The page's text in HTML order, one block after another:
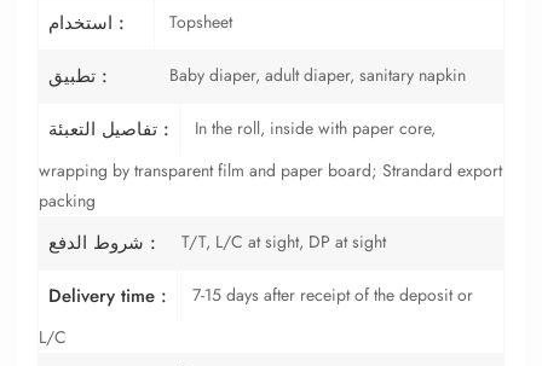
استخدام : Topsheet
تطبيق : Baby diaper, adult diaper, sanitary napkin
تفاصيل التعبئة :
In the roll, inside with paper core,
wrapping by transparent film and paper board; Strandard export
packing
شروط الدفع : T/T, L/C at sight, DP at sight
Delivery time :
7-15 days after receipt of the deposit or
L/C